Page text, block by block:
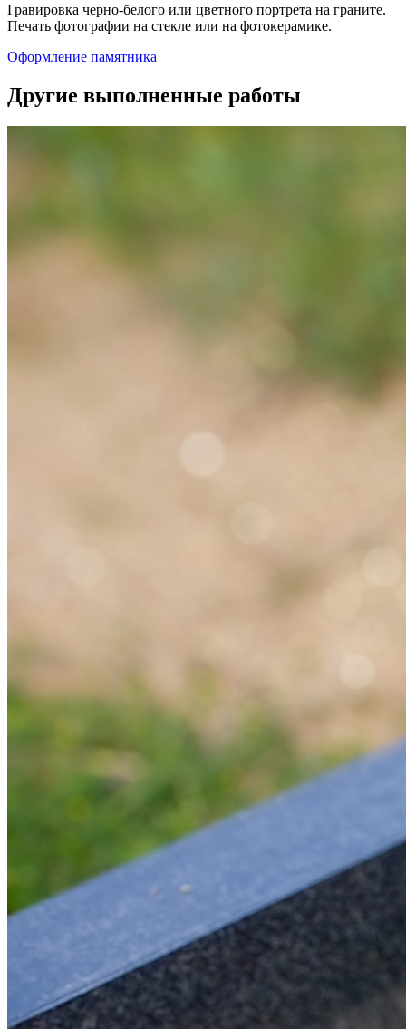
Гравировка черно-белого или цветного портрета на граните.
Печать фотографии на стекле или на фотокерамике.
Оформление памятника
Другие выполненные работы